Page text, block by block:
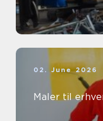
02. June 2026
Maler til